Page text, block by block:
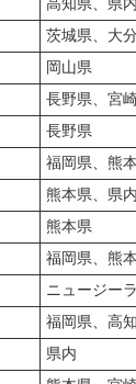
茨城県、大
岡山県
長野県、宮
長野県
福岡県、熊
熊本県、県
熊本県
福岡県、熊
ニュージー
福岡県、高
県内